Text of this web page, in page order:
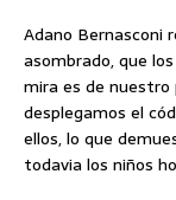
Adano Bernasconi
asombrado, que
mira es de nuestro
desplegamos el
ellos, lo que
todavia los niños